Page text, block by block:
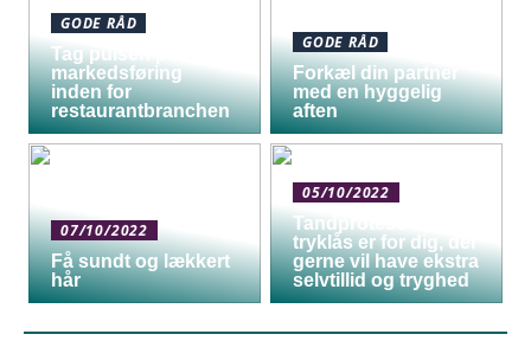
GODE RÅD
Tag pulsen på digital
markedsføring
inden for
restaurantbranchen
GODE RÅD
Forkæl din partner
med en hyggelig
aften
07/10/2022
Få sundt og lækkert
hår
05/10/2022
Tandprotese med
tryklås er for dig, der
gerne vil have ekstra
selvtillid og tryghed